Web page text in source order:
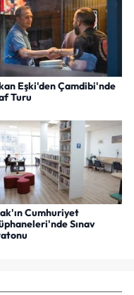
Eşki'den Çamdibi'nde
Turu
Cumhuriyet
Sınav